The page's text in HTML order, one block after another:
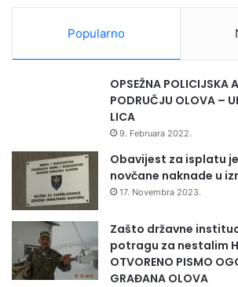
Popularno
OPSEŽNA POLICIJSKA
PODRUČJU OLOVA –
LICA
9. Februara 2022.
Obavijest za isplatu
novčane naknade u
17. Novembra 2023.
Zašto državne
potragu za nestalim
OTVORENO PISMO
GRAĐANA OLOVA